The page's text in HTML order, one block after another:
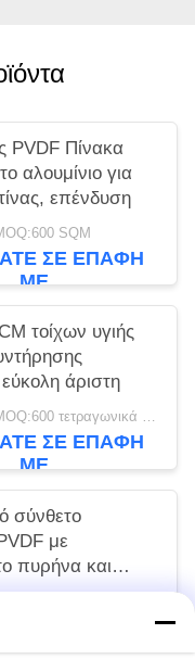
PVDF Πίνακα
αλουμίνιο για
επένδυση
SQM
ΣΕ ΕΠΑΦΉ
ΜΕ
τοίχων υγιής
άριστη
3 USD/SQM MOQ:600 τετραγωνικά μέτρα
ΣΕ ΕΠΑΦΉ
ΜΕ
σύνθετο
με
πυρήνα και
επιφάνεια
ΜΕ